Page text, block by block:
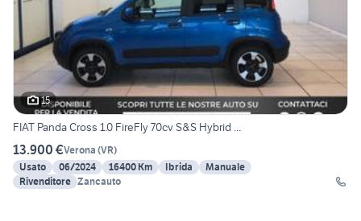
15
FIAT Panda Cross 1.0 FireFly 70cv S&S Hybrid ...
13.900 €Verona (VR)
Usato
06/2024 16400 Km Ibrida
Manuale
Rivenditore Zancauto